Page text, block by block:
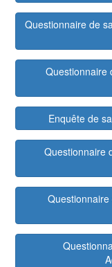
Questionnaire de
Questionnaire
Enquête de
Questionnaire